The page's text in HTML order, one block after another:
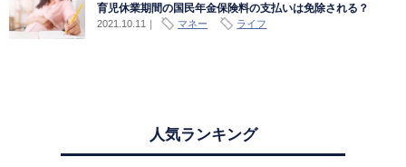
育児休業期間の国民年金保険料の支払いは免除される？
2021.10.11 ｜ マネー ライフ
人気ランキング